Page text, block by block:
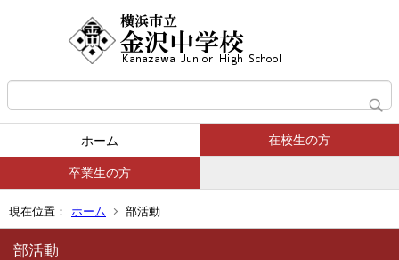
ホーム 在校生の方
卒業生の方
現在位置： ホーム 部活動
部活動